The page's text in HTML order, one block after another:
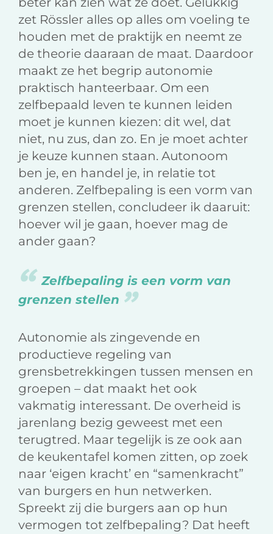
zet Rössler alles op alles om voeling te
houden met de praktijk en neemt ze
de theorie daaraan de maat. Daardoor
maakt ze het begrip autonomie
praktisch hanteerbaar. Om een
zelfbepaald leven te kunnen leiden
moet je kunnen kiezen: dit wel, dat
niet, nu zus, dan zo. En je moet achter
je keuze kunnen staan. Autonoom
ben je, en handel je, in relatie tot
anderen. Zelfbepaling is een vorm van
grenzen stellen, concludeer ik daaruit:
hoever wil je gaan, hoever mag de
ander gaan?
Zelfbepaling is een vorm van
grenzen stellen
Autonomie als zingevende en
productieve regeling van
grensbetrekkingen tussen mensen en
groepen – dat maakt het ook
vakmatig interessant. De overheid is
jarenlang bezig geweest met een
terugtred. Maar tegelijk is ze ook aan
de keukentafel komen zitten, op zoek
naar ‘eigen kracht’ en “samenkracht”
van burgers en hun netwerken.
Spreekt zij die burgers aan op hun
vermogen tot zelfbepaling? Dat heeft